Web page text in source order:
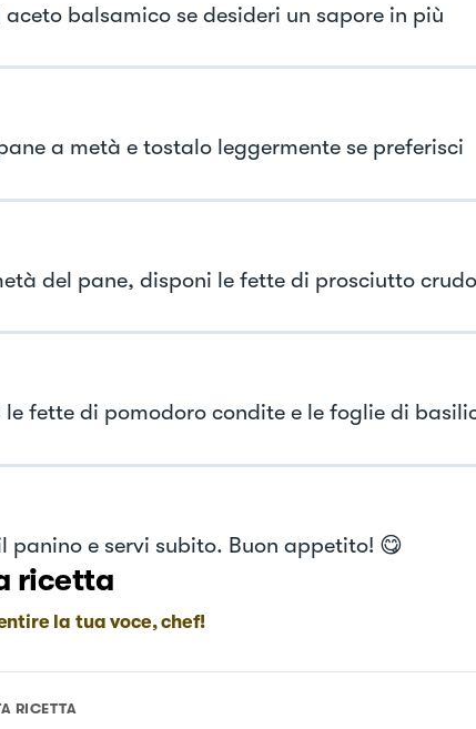
balsamico se desideri un sapore in più
a metà e tostalo leggermente se preferisci
del pane, disponi le fette di prosciutto crudo
fette di pomodoro condite e le foglie di
panino e servi subito. Buon appetito! 😋
ricetta
la tua voce, chef!
RICETTA